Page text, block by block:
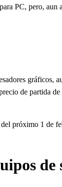
PC, pero,
gráficos,
de partida
próximo 1 de
de